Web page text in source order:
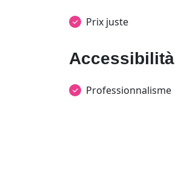
Prix juste
Accessibilità
Professionnalisme